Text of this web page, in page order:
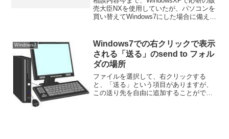
売大臣NXを使用していたが、パソコンを
買い替えてWindows7にした場合に備え
が、何度やっても失敗してしまうが、
何...
Windows7
Windows7での右クリックで表示
される「送る」のsend to フォル
ダの場所
ファイルを選択して、右クリックする
と、「送る」という項目がありますが、
この送り先を自由に追加することができ